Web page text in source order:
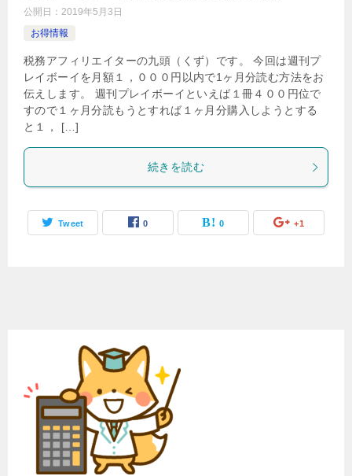
公開日： 2019年5月3日
お得情報
税務アフィリエイターの九頭（くず）です。 今回は週刊プ
レイボーイを月額１，０００円以内で1ヶ月分読む方法をお
伝えします。 週刊プレイボーイといえば１冊４００円位で
すので１ヶ月分読もうとすれば１ヶ月分購入しようとする
と１， […]
続きを読む
Tweet 0 0 +1